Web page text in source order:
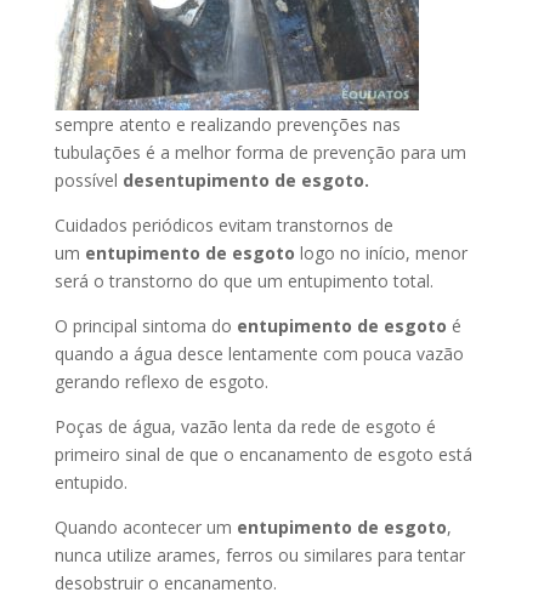
sempre atento e realizando prevenções nas
tubulações é a melhor forma de prevenção para um
possível desentupimento de esgoto.
Cuidados periódicos evitam transtornos de
um entupimento de esgoto logo no início, menor
será o transtorno do que um entupimento total.
O principal sintoma do entupimento de esgoto é
quando a água desce lentamente com pouca vazão
gerando reflexo de esgoto.
Poças de água, vazão lenta da rede de esgoto é
primeiro sinal de que o encanamento de esgoto está
entupido.
Quando acontecer um entupimento de esgoto,
nunca utilize arames, ferros ou similares para tentar
desobstruir o encanamento.